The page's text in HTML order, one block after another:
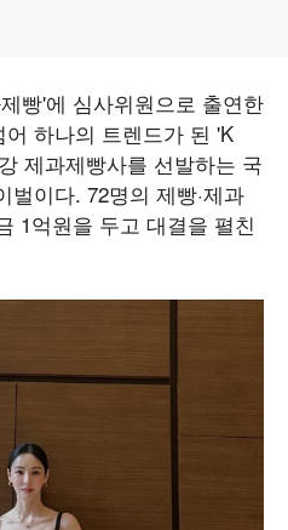
빵'에 심사위원으로 출연한
하나의 트렌드가 된 'K
제과제빵사를 선발하는 국
벌이다. 72명의 제빵·제과
1억원을 두고 대결을 펼친